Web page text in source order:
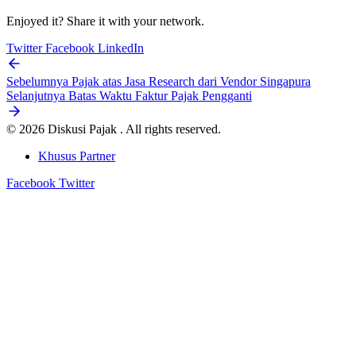
Enjoyed it? Share it with your network.
TwitterFacebook LinkedIn
Sebelumnya Pajak atas Jasa Research dari Vendor Singapura
Selanjutnya Batas Waktu Faktur Pajak Pengganti
© 2026 Diskusi Pajak . All rights reserved.
Khusus Partner
Facebook Twitter